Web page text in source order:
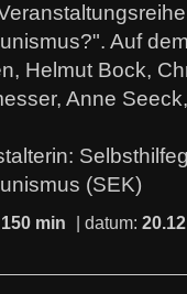
Auf
Helmut Bock,
Anne
(SEK)
150 min | datum: